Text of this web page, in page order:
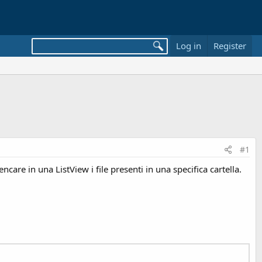
Log in Register
#1
in una ListView i file presenti in una specifica cartella.